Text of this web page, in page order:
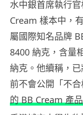
水中銀首席執行
Cream 樣本中，
屬國際知名品牌
8400 納克，含量
納克。他續稱，
前不會公開「不合
的 BB Cream 產